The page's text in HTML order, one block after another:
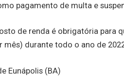
pagamento de multa e
de renda é obrigatória para
mês) durante todo o ano de
Eunápolis (BA)